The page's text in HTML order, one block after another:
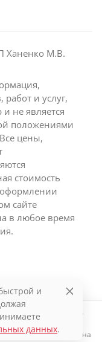
Корзина
Ханенко М.В.
и услуг,
не является
положениями
цены,
стоимость
сайте
в любое время
и
данных.